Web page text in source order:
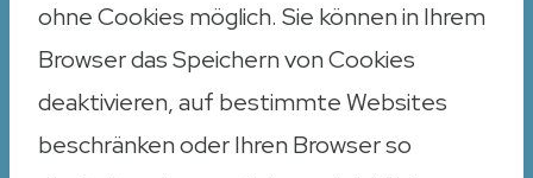
ohne Cookies möglich. Sie können in Ihrem
Browser das Speichern von Cookies
deaktivieren, auf bestimmte Websites
beschränken oder Ihren Browser so